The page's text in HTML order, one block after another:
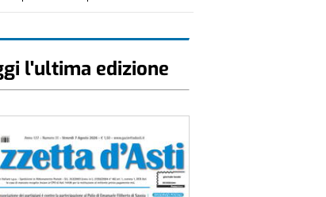
l'ultima edizione